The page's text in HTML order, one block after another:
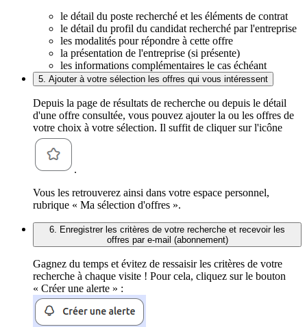
le détail du poste recherché et les éléments de contrat
le détail du profil du candidat recherché par l'entreprise
les modalités pour répondre à cette offre
la présentation de l'entreprise (si présente)
les informations complémentaires le cas échéant
5. Ajouter à votre sélection les offres qui vous intéressent
Depuis la page de résultats de recherche ou depuis le détail
d'une offre consultée, vous pouvez ajouter la ou les offres de
votre choix à votre sélection. Il suffit de cliquer sur l'icône
.
Vous les retrouverez ainsi dans votre espace personnel,
rubrique « Ma sélection d'offres ».
6. Enregistrer les critères de votre recherche et recevoir les
offres par e-mail (abonnement)
Gagnez du temps et évitez de ressaisir les critères de votre
recherche à chaque visite ! Pour cela, cliquez sur le bouton
« Créer une alerte » :